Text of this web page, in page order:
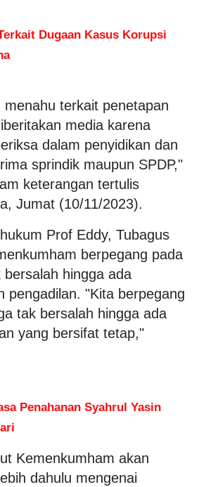
Dugaan Kasus Korupsi
terkait penetapan
media karena
dalam penyidikan dan
sprindik maupun SPDP,"
keterangan tertulis
Jumat (10/11/2023).
Prof Eddy, Tubagus
berpegang pada
hingga ada
pengadilan. "Kita berpegang
tak bersalah hingga ada
yang bersifat tetap,"
Penahanan Syahrul Yasin
Kemenkumham akan
dahulu mengenai